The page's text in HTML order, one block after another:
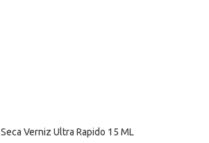
Seca Verniz Ultra Rapido 15 ML